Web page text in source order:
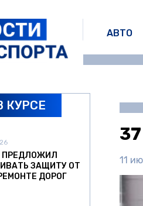
АВТО
КУРСЕ
ПРЕДЛОЖИЛ
ЗАЩИТУ ОТ
ДОРОГ
37
11